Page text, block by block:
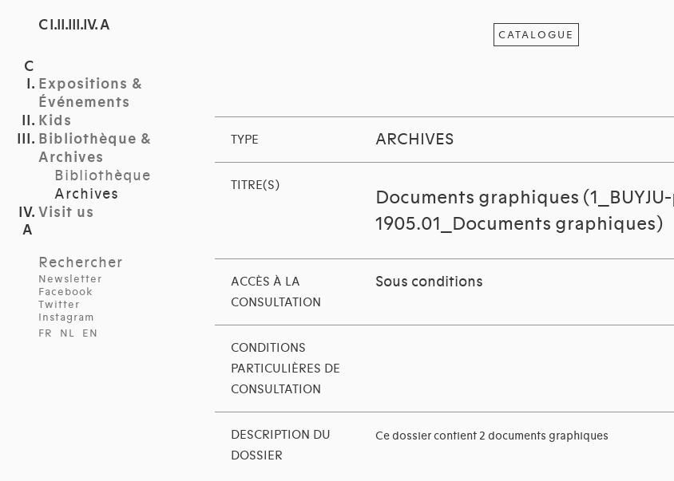
C I.II.III.IV. A
Expositions &
Événements
Kids
Bibliothèque &
Archives
Bibliothèque
Archives
Visit us
Rechercher
Newsletter
Facebook
Twitter
Instagram
FR
NL EN
CATALOGUE
TYPE ARCHIVES
TITRE(S)
Documents graphiques
1905.01_Documents graphiques)
ACCÈS À LA
CONSULTATION
Sous conditions
CONDITIONS
PARTICULIÈRES DE
CONSULTATION
DESCRIPTION DU
DOSSIER
Ce dossier contient 2 documents graphiques